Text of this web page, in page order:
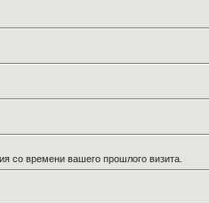
со времени вашего прошлого визита.